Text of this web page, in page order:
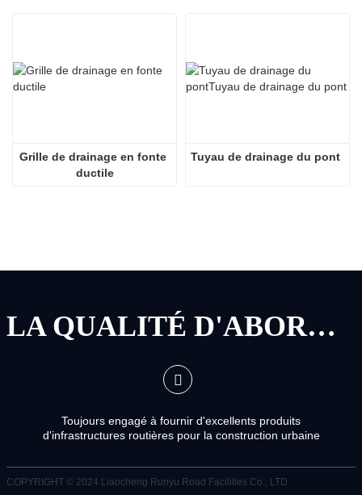
Grille de drainage en fonte
ductile
Tuyau de drainage du pont
LA QUALITÉ D'ABORD, LE SERVICE D'ABORD
Toujours engagé à fournir d'excellents produits
d'infrastructures routières pour la construction urbaine
COPYRIGHT © 2024 Liaocheng Runyu Road Facilities Co., LTD